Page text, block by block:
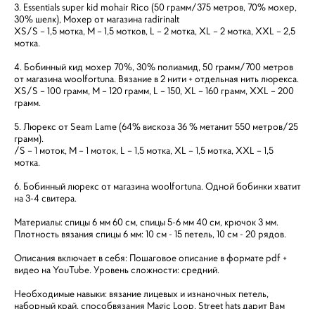
3. Essentials super kid mohair Rico (50 грамм/375 метров, 70% мохер,
30% шелк), Мохер от магазина radirinalt
XS/S – 1,5 мотка, М – 1,5 мотков, L – 2 мотка, XL – 2 мотка, XХL – 2,5
мотка.
4. Бобинный кид мохер 70%, 30% полиамид, 50 грамм/700 метров
от магазина woolfortuna. Вязание в 2 нити + отдельная нить люрекса.
XS/S – 100 грамм, М – 120 грамм, L – 150, XL – 160 грамм, XХL – 200
грамм.
5. Люрекс от Seam Lame (64% вискоза 36 % метанит 550 метров/25
грамм).
/S – 1 моток, М – 1 моток, L – 1,5 мотка, XL – 1,5 мотка, XХL – 1,5
мотка.
6. Бобинный люрекс от магазина woolfortuna. Одной бобинки хватит
на 3-4 свитера.
Материалы: спицы 6 мм 60 см, спицы 5-6 мм 40 см, крючок 3 мм.
Плотность вязания спицы 6 мм: 10 см - 15 петель, 10 см - 20 рядов.
Описания включает в себя: Пошаговое описание в формате pdf +
видео на YouTube. Уровень сложности: средний.
Необходимые навыки: вязание лицевых и изнаночных петель,
наборный край, способвязания Magic Loop. Street hats дарит Вам